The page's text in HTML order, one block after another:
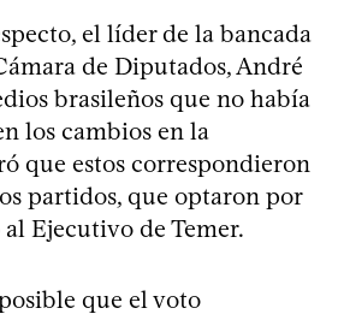
el líder de la bancada
de Diputados, André
brasileños que no había
los cambios en la
que estos correspondieron
partidos, que optaron por
Ejecutivo de Temer.
que el voto